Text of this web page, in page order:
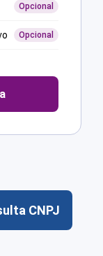
Opcional
Opcional
CNPJ